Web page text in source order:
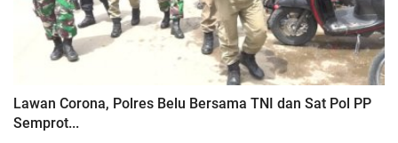
Lawan Corona, Polres Belu Bersama TNI dan Sat Pol PP
Semprot...